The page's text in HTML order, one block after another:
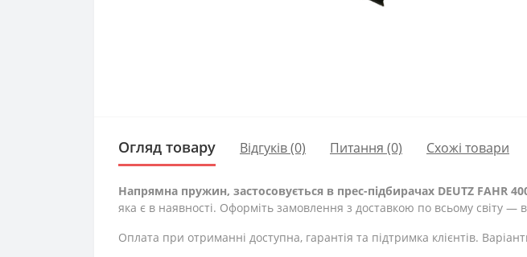
Огляд товару Відгуків (0) Питання (0) Схожі товари
Напрямна пружин, застосовується в прес-підбирачах DEUTZ FAHR
яка є в наявності. Оформіть замовлення з доставкою по всьому світу —
Оплата при отриманні доступна, гарантія та підтримка клієнтів.